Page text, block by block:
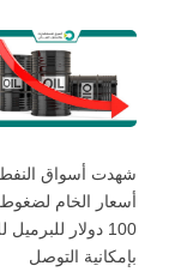
شهدت أسواق النفط
أسعار الخام
100 دولار
بإمكانية التوصل